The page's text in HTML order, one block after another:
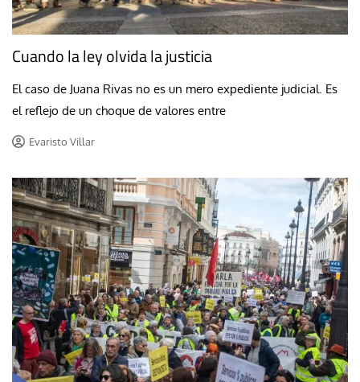
Cuando la ley olvida la justicia
El caso de Juana Rivas no es un mero expediente judicial. Es
el reflejo de un choque de valores entre
Evaristo Villar